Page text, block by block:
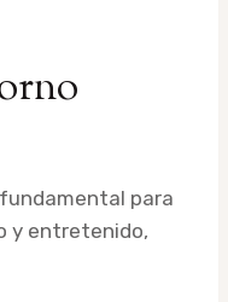
para
y entretenido,